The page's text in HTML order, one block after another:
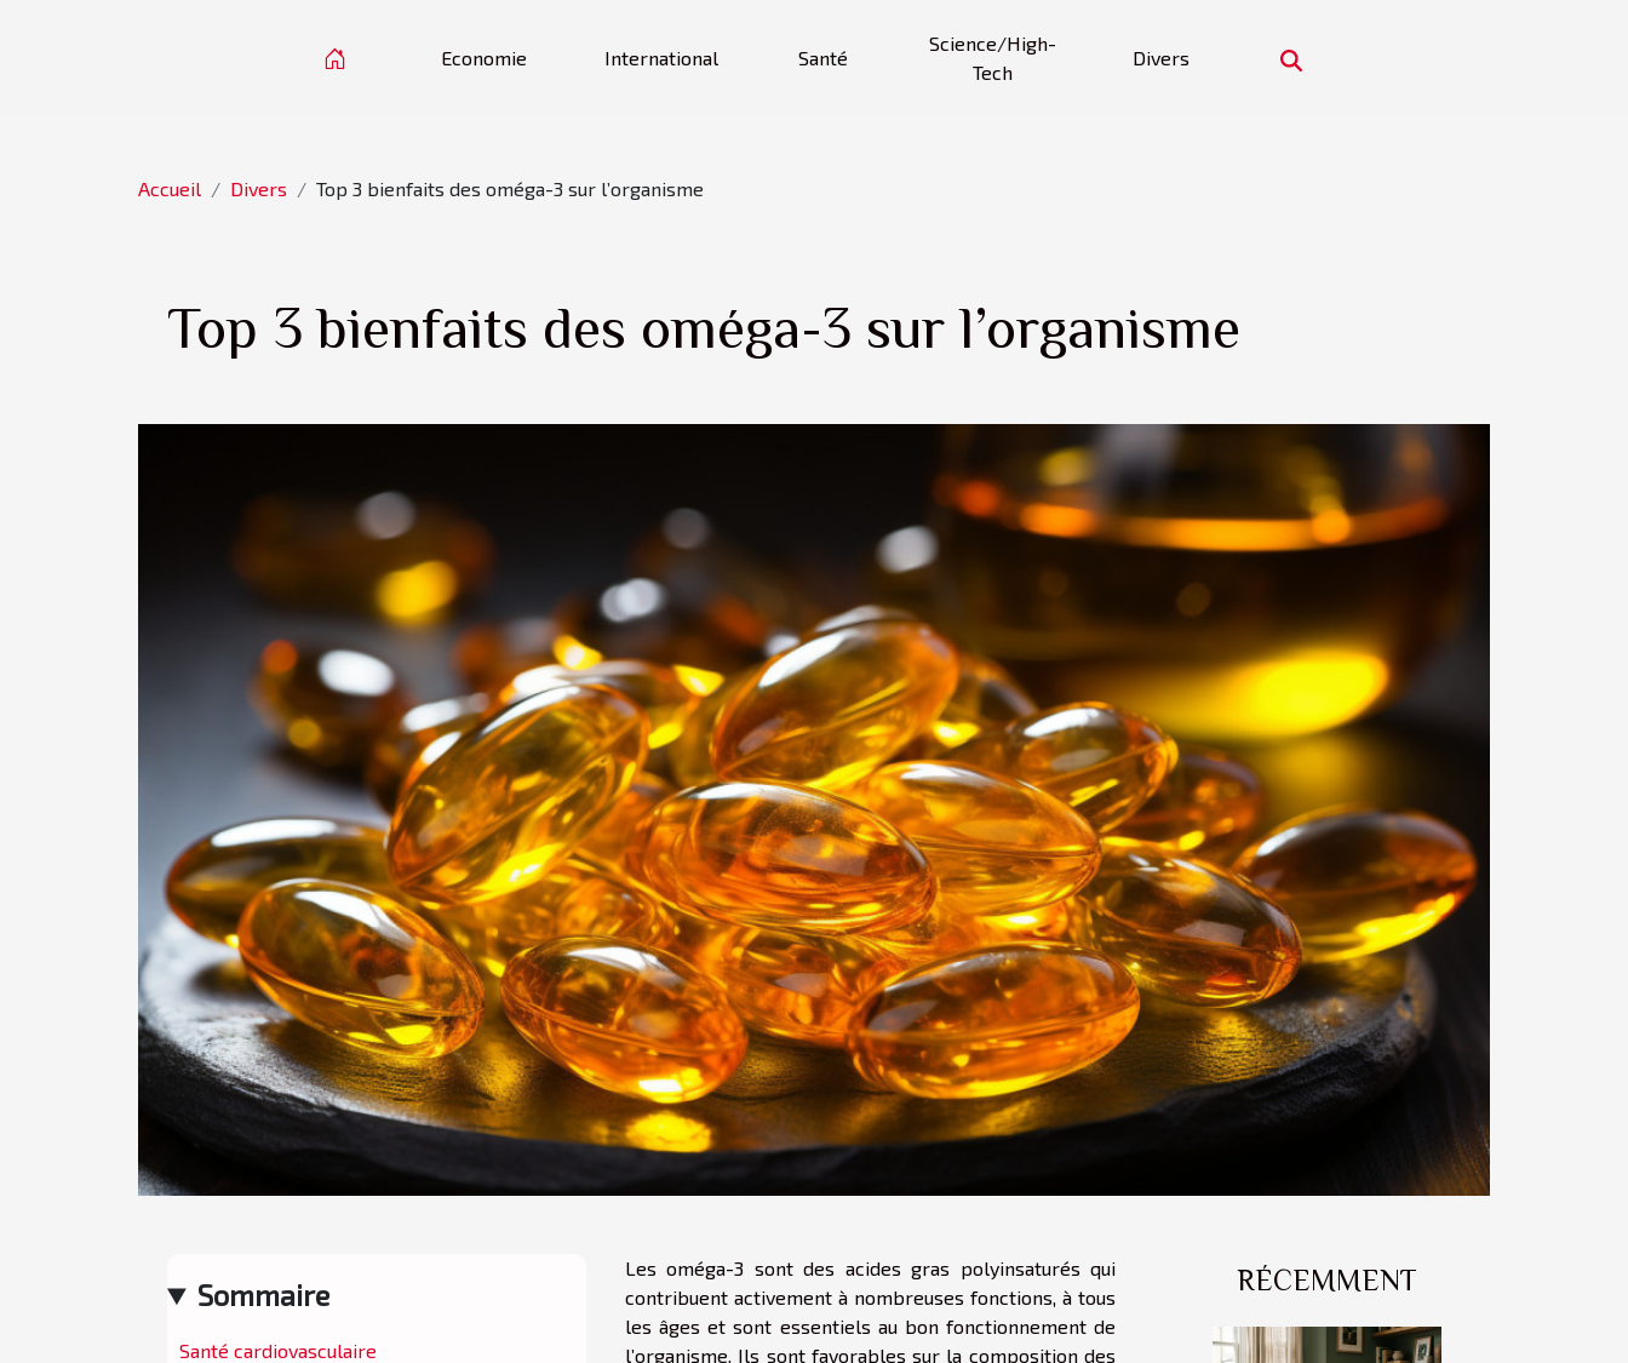
Economie International Santé
Science/High-
Tech
Divers
Accueil Divers Top 3 bienfaits des oméga-3 sur l’organisme
Top 3 bienfaits des oméga-3 sur l’organisme
Sommaire
Santé cardiovasculaire
Les oméga-3 sont des acides gras polyinsaturés qui
contribuent activement à nombreuses fonctions, à tous
les âges et sont essentiels au bon fonctionnement de
l’organisme. Ils sont favorables sur la composition des
RÉCEMMENT